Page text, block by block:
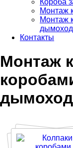
Короба
Монтаж
Монтаж
Контакты
Монтаж